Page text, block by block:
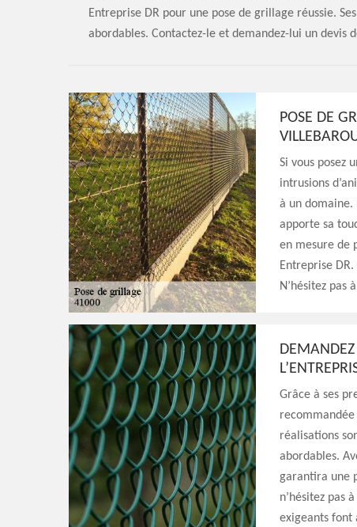
Entreprise DR pour une pose de grillage réussie.
abordables. Contactez-le et demandez-lui un
POSE DE
Si vous posez
intrusions
à un
apporte sa
en mesure de
Entreprise
N’hésitez pas
DEMANDEZ
Grâce à ses
réalisations
abordables.
garantira une
n’hésitez pas
exigeants font